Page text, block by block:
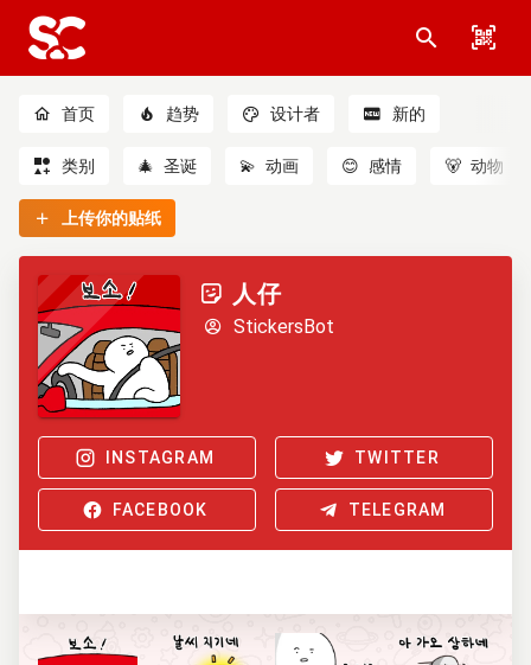
首页 趋势 设计者 新的
类别 🎄 圣诞 💫 动画 😊 感情 🐻 动物
上传你的贴纸
人仔
StickersBot
INSTAGRAM TWITTER
FACEBOOK TELEGRAM